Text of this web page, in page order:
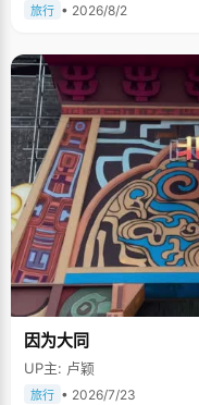
旅行 • 2026/8/2
因为大同
UP主: 卢颖
旅行 • 2026/7/23